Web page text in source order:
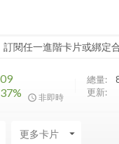
訂閱任一進階卡片或綁定
非即時
總量:
更新:
arrow_drop_down